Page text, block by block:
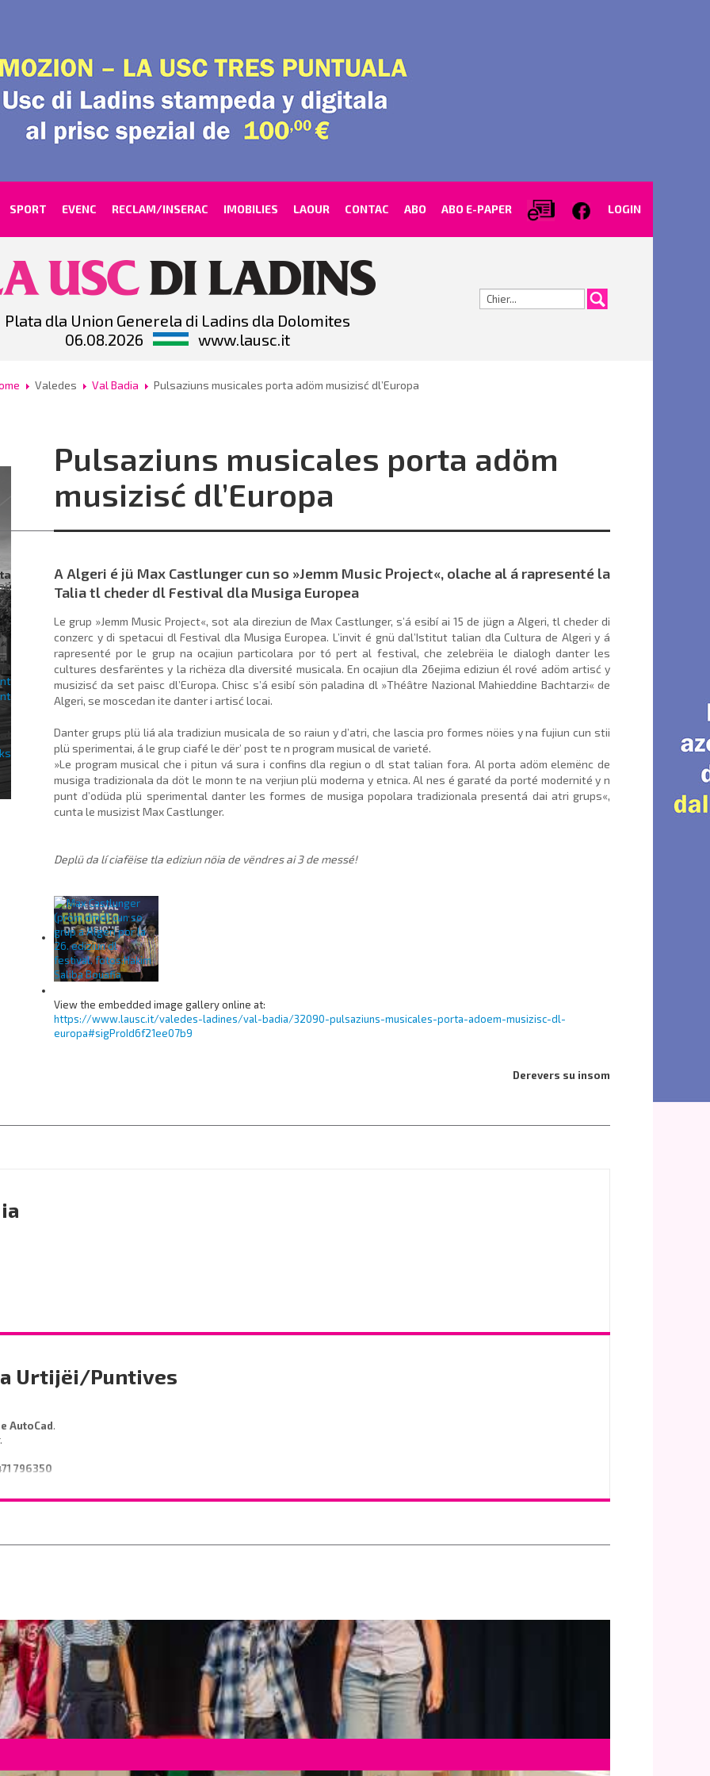
SPORT EVENC RECLAM/INSERAC IMOBILIES LAOUR CONTAC ABO ABO E-PAPER LOGIN
Plata dla Union Generela di Ladins dla Dolomites
06.08.2026
www.lausc.it
Cerca...
Valedes Val Badia Pulsaziuns musicales porta adöm musizisć dl’Europa
Pulsaziuns musicales porta adöm
musizisć dl’Europa
A Algeri é jü Max Castlunger cun so »Jemm Music Project«, olache al á rapresenté la
Talia tl cheder dl Festival dla Musiga Europea
Le grup »Jemm Music Project«, sot ala direziun de Max Castlunger, s’á esibí ai 15 de jügn a Algeri, tl cheder di
conzerc y di spetacui dl Festival dla Musiga Europea. L’invit é gnü dal’Istitut talian dla Cultura de Algeri y á
rapresenté por le grup na ocajiun particolara por tó pert al festival, che zelebrëia le dialogh danter les
cultures desfarëntes y la richëza dla diversité musicala. En ocajiun dla 26ejima ediziun él rové adöm artisć y
musizisć da set paisc dl’Europa. Chisc s’á esibí sön pala­dina dl »Théâtre Nazional Mahieddine Bachtarzi« de
Algeri, se moscedan ite danter i artisć locai.
Danter grups plü liá ala tradiziun musicala de so raiun y d’atri, che lascia pro formes nöies y na fujiun cun stii
plü sperimentai, á le grup ciafé le dër’ post te n pro­gram musical de varieté.
»Le program musical che i pitun vá sura i confins dla regiun o dl stat talian fora. Al porta adöm elemënc de
musiga tradizionala da döt le monn te na verjiun plü mo­derna y etnica. Al nes é garaté da porté modernité y n
punt d’odüda plü sperimental danter les formes de musiga popolara tradizionala presentá dai atri grups«,
cunta le musizist Max Castlunger.
Deplü da lí ciafëise tla ediziun nöia de vëndres ai 3 de messé!
View the embedded image gallery online at:
https://www.lausc.it/valedes-ladines/val-badia/32090-pulsaziuns-musicales-porta-adoem-musizisc-dl-
europa#sigProId6f21ee07b9
Derevers su insom
a Urtijëi/Puntives
AutoCad.
796350